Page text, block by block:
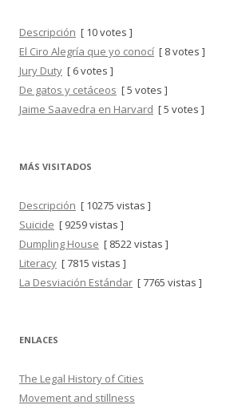
Descripción [ 10 votes ]
El Ciro Alegría que yo conocí [ 8 votes ]
Jury Duty [ 6 votes ]
De gatos y cetáceos [ 5 votes ]
Jaime Saavedra en Harvard [ 5 votes ]
MÁS VISITADOS
Descripción [ 10275 vistas ]
Suicide [ 9259 vistas ]
Dumpling House [ 8522 vistas ]
Literacy [ 7815 vistas ]
La Desviación Estándar [ 7765 vistas ]
ENLACES
The Legal History of Cities
Movement and stillness